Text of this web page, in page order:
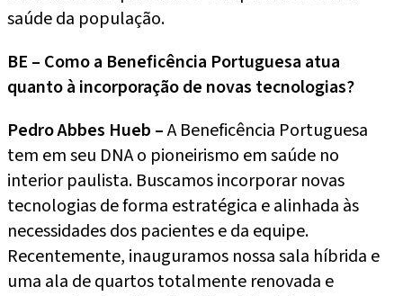
saúde da população.
BE – Como a Beneficência Portuguesa atua
quanto à incorporação de novas tecnologias?
Pedro Abbes Hueb –A Beneficência Portuguesa
tem em seu DNA o pioneirismo em saúde no
interior paulista. Buscamos incorporar novas
tecnologias de forma estratégica e alinhada às
necessidades dos pacientes e da equipe.
Recentemente, inauguramos nossa sala híbrida e
uma ala de quartos totalmente renovada e